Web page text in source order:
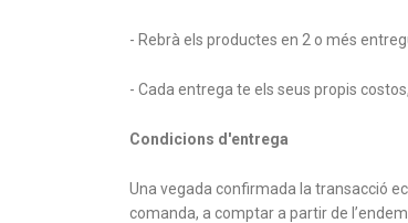
- Rebrà els productes en 2 o més
- Cada entrega te els seus propis
Condicions d'entrega
Una vegada confirmada la transacció
comanda, a comptar a partir de